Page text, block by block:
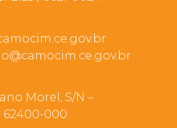
Morel, S/N –
62400-000